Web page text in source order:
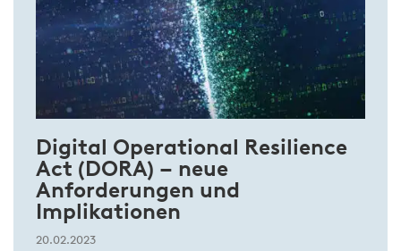
Digital Operational Resilience
Act (DORA) – neue
Anforderungen und
Implikationen
20.02.2023